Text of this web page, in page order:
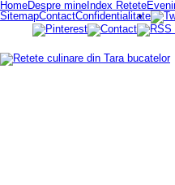
HomeDespre mine Index Retete
SitemapContactConfidentialitate